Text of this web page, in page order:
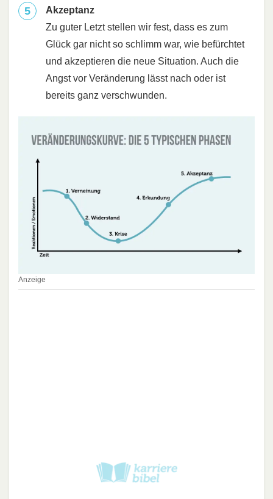
Akzeptanz
Zu guter Letzt stellen wir fest, dass es zum
Glück gar nicht so schlimm war, wie befürchtet
und akzeptieren die neue Situation. Auch die
Angst vor Veränderung lässt nach oder ist
bereits ganz verschwunden.
Anzeige